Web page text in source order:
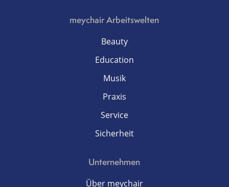
meychair Arbeitswelten
Beauty
Education
Musik
Praxis
Service
Sicherheit
Unternehmen
Über meychair